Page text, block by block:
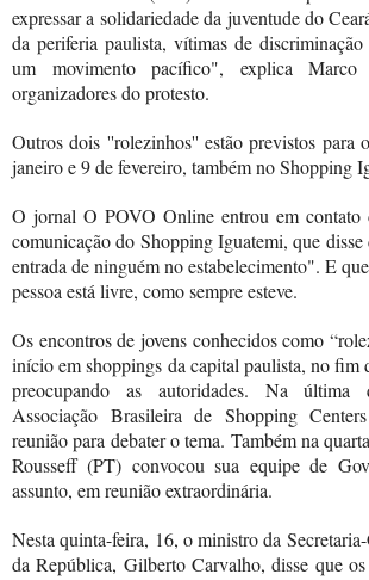
expressar a solidariedade da juventude do
da periferia paulista, vítimas de
um movimento pacífico", explica
organizadores do protesto.
Outros dois ''rolezinhos'' estão previstos para
janeiro e 9 de fevereiro, também no Shopping
O jornal O POVO Online entrou em contato
comunicação do Shopping Iguatemi, que disse
entrada de ninguém no estabelecimento". E
pessoa está livre, como sempre esteve.
Os encontros de jovens conhecidos como
início em shoppings da capital paulista, no fim
preocupando as autoridades. Na última
Associação Brasileira de Shopping
reunião para debater o tema. Também na
Rousseff (PT) convocou sua equipe de
assunto, em reunião extraordinária.
Nesta quinta-feira, 16, o ministro da
da República, Gilberto Carvalho, disse que